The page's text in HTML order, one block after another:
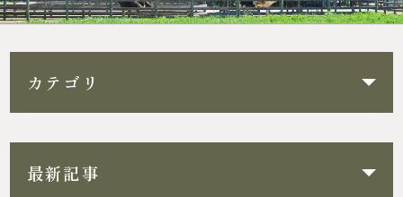
カテゴリ
最新記事